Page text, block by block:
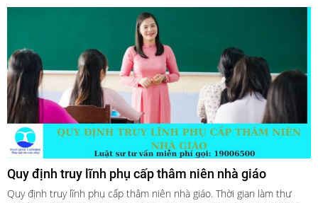
Quy định truy lĩnh phụ cấp thâm niên nhà giáo
Quy định truy lĩnh phụ cấp thâm niên nhà giáo. Thời gian làm thư